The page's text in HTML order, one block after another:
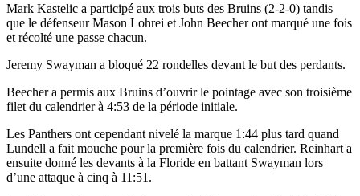
Mark Kastelic a participé aux trois buts des Bruins (2-2-0) tandis
que le défenseur Mason Lohrei et John Beecher ont marqué une fois
et récolté une passe chacun.
Jeremy Swayman a bloqué 22 rondelles devant le but des perdants.
Beecher a permis aux Bruins d’ouvrir le pointage avec son troisième
filet du calendrier à 4:53 de la période initiale.
Les Panthers ont cependant nivelé la marque 1:44 plus tard quand
Lundell a fait mouche pour la première fois du calendrier. Reinhart a
ensuite donné les devants à la Floride en battant Swayman lors
d’une attaque à cinq à 11:51.